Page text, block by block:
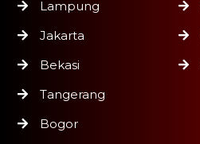
Lampung
Jakarta
Bekasi
Tangerang
Bogor